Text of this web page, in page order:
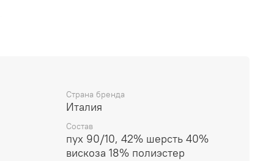
мысли в мире верхней одежды. Модель
качество и внимание к деталям, присущие
кулиской и мягкой подкладкой из
Страна бренда
Италия
Состав
пух 90/10, 42% шерсть 40%
вискоза 18% полиэстер